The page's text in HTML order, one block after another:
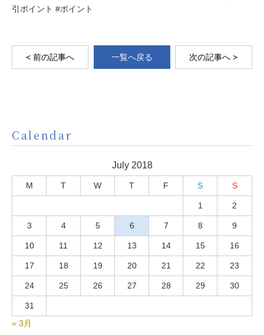
引ポイント #ポイント
< 前の記事へ 一覧へ戻る 次の記事へ >
Calendar
July 2018
M T W T F S S
1 2
3 4 5 6 7 8 9
10 11 12 13 14 15 16
17 18 19 20 21 22 23
24 25 26 27 28 29 30
31
« 3月